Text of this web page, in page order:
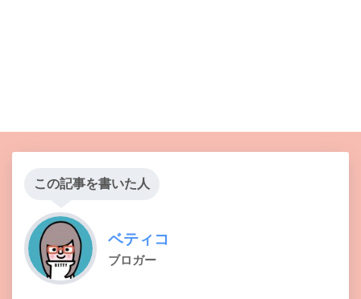
この記事を書いた人
ベティコ
ブロガー